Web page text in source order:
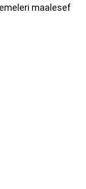
maalesef